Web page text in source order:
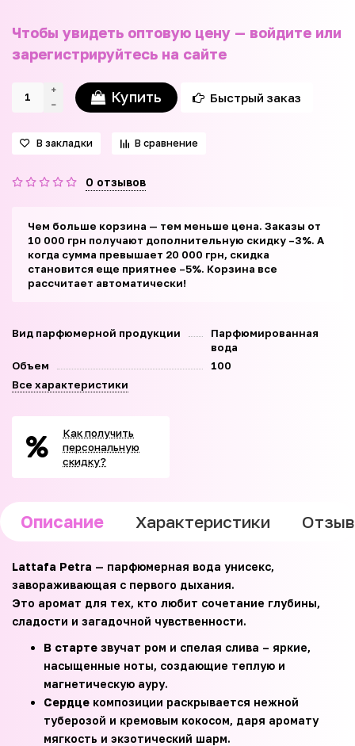
Чтобы увидеть оптовую цену — войдите или
зарегистрируйтесь на сайте
Купить Быстрый заказ
В закладки В сравнение
0 отзывов
Чем больше корзина — тем меньше цена. Заказы от
10 000 грн получают дополнительную скидку –3%. А
когда сумма превышает 20 000 грн, скидка
становится еще приятнее –5%. Корзина все
рассчитает автоматически!
Вид парфюмерной продукции
Парфюмированная
вода
Объем
100
Все характеристики
Как получить
персональную
скидку?
Описание Характеристики
Lattafa Petra — парфюмерная вода унисекс,
завораживающая с первого дыхания.
Это аромат для тех, кто любит сочетание глубины,
сладости и загадочной чувственности.
В старте звучат ром и спелая слива – яркие,
насыщенные ноты, создающие теплую и
магнетическую ауру.
Сердце композиции раскрывается нежной
туберозой и кремовым кокосом, даря аромату
мягкость и экзотический шарм.